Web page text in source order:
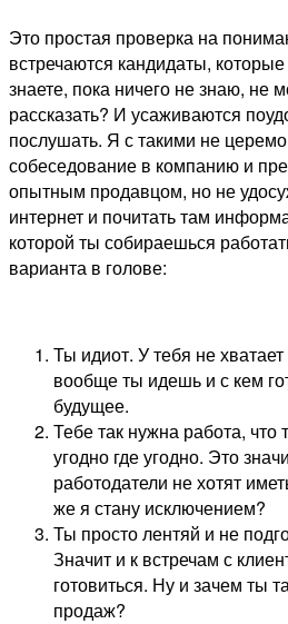
Это простая проверка на
встречаются кандидаты,
знаете, пока ничего не знаю, не
рассказать? И усаживаются
послушать. Я с такими не
собеседование в компанию и
опытным продавцом, но не
интернет и почитать там
которой ты собираешься
варианта в голове:
Ты идиот. У тебя не хватает
вообще ты идешь и с кем
будущее.
Тебе так нужна работа, что
угодно где угодно. Это
работодатели не хотят
же я стану исключением?
Ты просто лентяй и не
Значит и к встречам с
готовиться. Ну и зачем ты
продаж?